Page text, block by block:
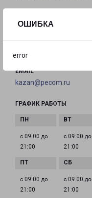
ОШИБКА
error
ТЕЛЕФОН
EMAIL
kazan@pecom.ru
ГРАФИК РАБОТЫ
с 09:00 до
21:00
с 09:00 до
21:00
с 09:00 до
21:00
с 09:00 до
21:00